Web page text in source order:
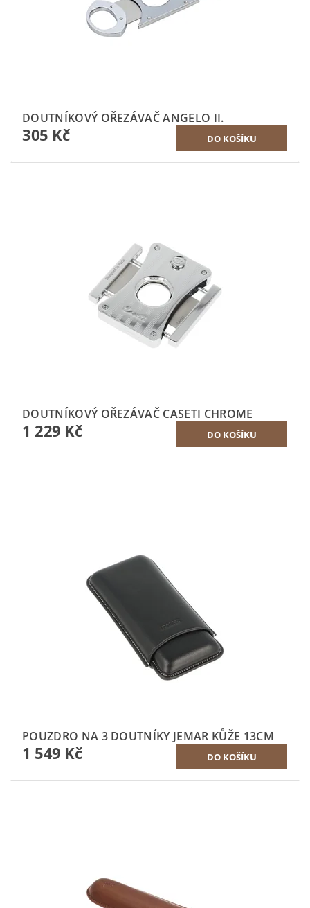
DOUTNÍKOVÝ OŘEZÁVAČ ANGELO II.
305 Kč
DOUTNÍKOVÝ OŘEZÁVAČ CASETI CHROME
1 229 Kč
POUZDRO NA 3 DOUTNÍKY JEMAR KŮŽE 13CM
1 549 Kč